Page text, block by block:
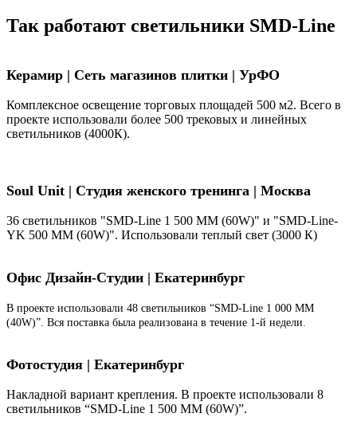
Так работают светильники SMD-Line
Керамир | Сеть магазинов плитки | УрФО
Комплексное освещение торговых площадей 500 м2. Всего в
проекте использовали более 500 трековых и линейных
светильников (4000К).
Soul Unit | Студия женского тренинга | Москва
36 светильников "SMD-Line 1 500 ММ (60W)" и "SMD-Line-
YK 500 ММ (60W)". Использовали теплый свет (3000 К)
Офис Дизайн-Студии | Екатеринбург
В проекте использовали 48 светильников “SMD-Line 1 000 ММ
(40W)”. Вся поставка была реализована в течение 1-й недели.
Фотостудия | Екатеринбург
Накладной вариант крепления. В проекте использовали 8
светильников “SMD-Line 1 500 ММ (60W)”.